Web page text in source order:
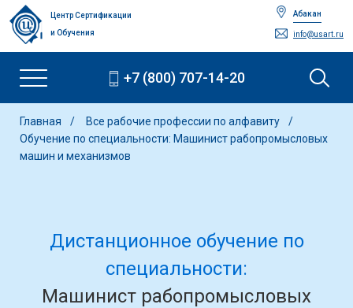
Центр Сертификации
и Обучения
Абакан
info@usart.ru
+7 (800) 707-14-20
Главная
Все рабочие профессии по алфавиту
Обучение по специальности: Машинист рабопромысловых
машин и механизмов
Дистанционное обучение по
специальности:
Машинист рабопромысловых